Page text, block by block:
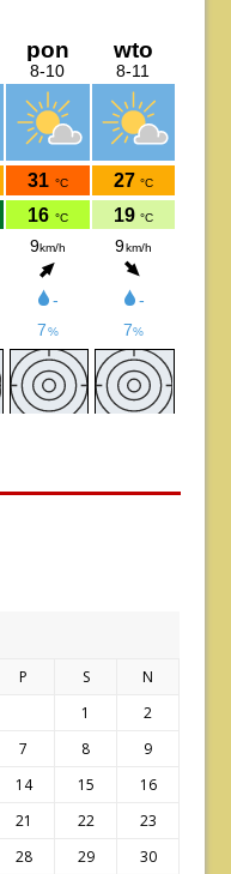
P S
N
1
2
7 8
9
14 15
16
21 22
23
28 29
30